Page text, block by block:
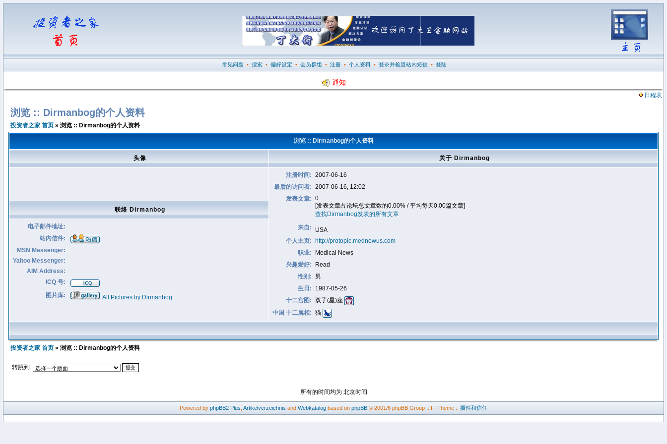
常见问题 • 搜索 • 偏好设定 • 会员群组 • 注册 • 个人资料 • 登录并检查站内短信 • 登陆
通知
日程表
浏览 :: Dirmanbog的个人资料
投资者之家 首页 » 浏览 :: Dirmanbog的个人资料
浏览 :: Dirmanbog的个人资料
头像 关于 Dirmanbog
注册时间: 2007-06-16
最后的访问者: 2007-06-16, 12:02
发表文章: 0
[发表文章占论坛总文章数的0.00% / 平均每天0.00篇文章]
查找Dirmanbog发表的所有文章
来自:
USA
个人主页:
http://protopic.mednewus.com
职业:
Medical News
兴趣爱好:
Read
性别:
男
生日:
1987-05-26
十二宫图: 双子(星)座
中国 十二属相: 猫
联络 Dirmanbog
电子邮件地址:
站内信件:
MSN Messenger:
Yahoo Messenger:
AIM Address:
ICQ 号:
图片库:
All Pictures by Dirmanbog
投资者之家 首页 » 浏览 :: Dirmanbog的个人资料
转跳到:
所有的时间均为 北京时间
Powered by phpBB2 Plus Artikelverzeichnis and Webkatalog based on phpBB © 2001/6 phpBB Group :: FI Theme :: 插件和信任